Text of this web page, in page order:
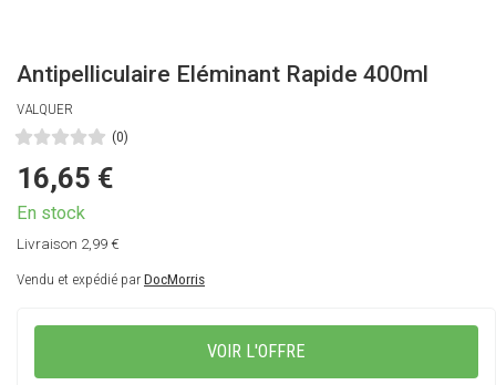
Antipelliculaire Eléminant Rapide 400ml
VALQUER
(0)
16,65 €
Livraison 2,99 €
Vendu et expédié parDocMorris
VOIR L'OFFRE